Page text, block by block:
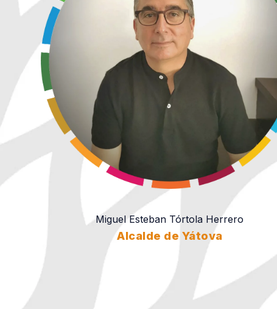
Miguel Esteban Tórtola Herrero
Alcalde de Yátova